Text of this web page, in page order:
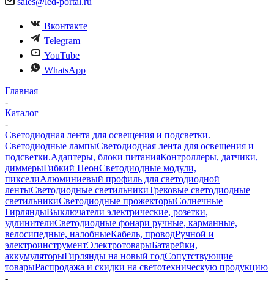
Вконтакте
Telegram
YouTube
WhatsApp
Главная
-
Каталог
-
Светодиодная лента для освещения и подсветки.
Светодиодные лампыСветодиодная лента для освещения и
подсветки.Адаптеры, блоки питанияКонтроллеры, датчики,
диммерыГибкий НеонСветодиодные модули,
пикселиАлюминиевый профиль для светодиодной
лентыСветодиодные светильникиТрековые светодиодные
светильникиСветодиодные прожекторыСолнечные
ГирляндыВыключатели электрические, розетки,
удлинителиСветодиодные фонари ручные, карманные,
велосипедные, налобныеКабель, проводРучной и
электроинструментЭлектротоварыБатарейки,
аккумуляторыГирлянды на новый годСопутствующие
товарыРаспродажа и скидки на светотехническую продукцию
-